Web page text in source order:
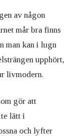
av någon
mår bra finns
man kan i lugn
upphört,
livmodern.
gör att
lätt i
och lyfter